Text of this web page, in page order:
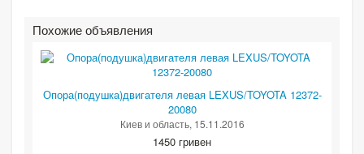
Похожие объявления
Опора(подушка)двигателя левая LEXUS/TOYOTA 12372-
20080
Киев и область, 15.11.2016
1450 гривен